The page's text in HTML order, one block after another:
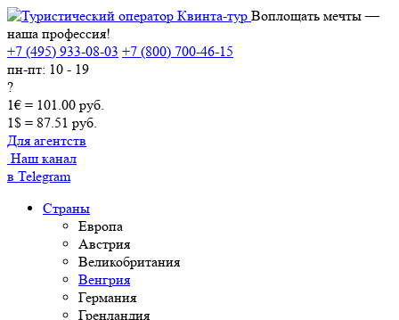
Воплощать мечты —
наша профессия!
+7 (495) 933-08-03 +7 (800) 700-46-15
пн-пт: 10 - 19
?
1€ = 101.00 руб.
1$ = 87.51 руб.
Для агентств
Наш канал
в Telegram
Страны
Европа
Австрия
Великобритания
Венгрия
Германия
Гренландия